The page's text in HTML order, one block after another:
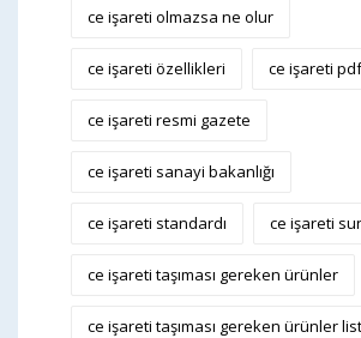
ce işareti olmazsa ne olur
ce işareti özellikleri ce işareti pdf
ce işareti resmi gazete
ce işareti sanayi bakanlığı
ce işareti standardı ce işareti
ce işareti taşıması gereken ürünler
ce işareti taşıması gereken ürünler